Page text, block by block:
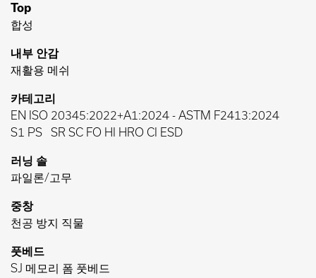
Top
합성
내부 안감
재활용 메쉬
카테고리
EN ISO 20345:2022+A1:2024 - ASTM F2413:2024
S1 PS
SR SC FO HI HRO CI ESD
러닝 솔
파일론/고무
중창
천공 방지 직물
풋베드
SJ 메모리 폼 풋베드